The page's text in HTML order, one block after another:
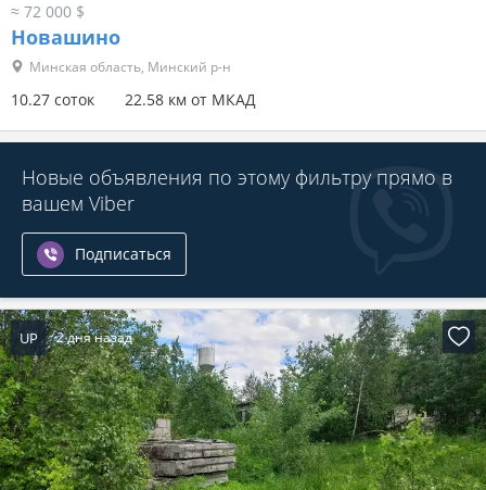
≈ 72 000 $
Новашино
Минская область, Минский р-н
10.27 соток 22.58 км от МКАД
Новые объявления по этому фильтру прямо в
вашем Viber
Подписаться
UP 2 дня назад